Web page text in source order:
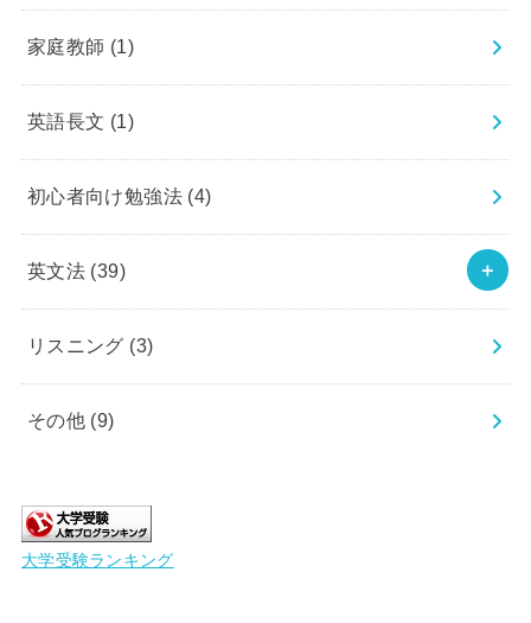
家庭教師 (1)
英語長文 (1)
初心者向け勉強法 (4)
英文法 (39)
リスニング (3)
その他 (9)
大学受験ランキング